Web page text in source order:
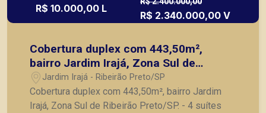
R$ 10.000,00 L
R$ 2.340.000,00 V
Cobertura duplex com 443,50m²,
bairro Jardim Irajá, Zona Sul de
Ribeirão Preto/SP.
Jardim Irajá - Ribeirão Preto/SP
Cobertura duplex com 443,50m², bairro Jardim
Irajá, Zona Sul de Ribeirão Preto/SP. - 4 suítes